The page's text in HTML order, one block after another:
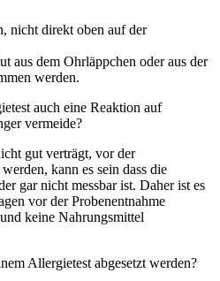
nicht direkt oben auf der
aus dem Ohrläppchen oder aus der
werden.
auch eine Reaktion auf
vermeide?
gut verträgt, vor der
kann es sein dass die
gar nicht messbar ist. Daher ist es
vor der Probenentnahme
keine Nahrungsmittel
Allergietest abgesetzt werden?